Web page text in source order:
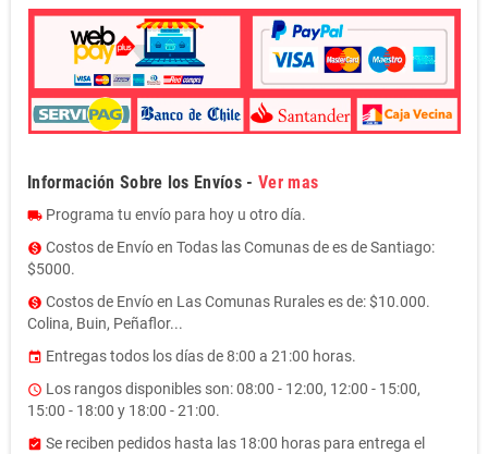
Información Sobre los Envíos -Ver mas
local_shipping Programa tu envío para hoy u otro día.
monetization_on Costos de Envío en Todas las Comunas de es de Santiago:
$5000.
monetization_on Costos de Envío en Las Comunas Rurales es de: $10.000.
Colina, Buin, Peñaflor...
event Entregas todos los días de 8:00 a 21:00 horas.
access_time Los rangos disponibles son: 08:00 - 12:00, 12:00 - 15:00,
15:00 - 18:00 y 18:00 - 21:00.
assignment_turned_in Se reciben pedidos hasta las 18:00 horas para entrega el